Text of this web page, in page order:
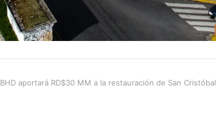
BHD aportará RD$30 MM a la restauración de San Cristóbal